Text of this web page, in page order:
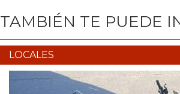
TAMBIÉN TE PUEDE
LOCALES